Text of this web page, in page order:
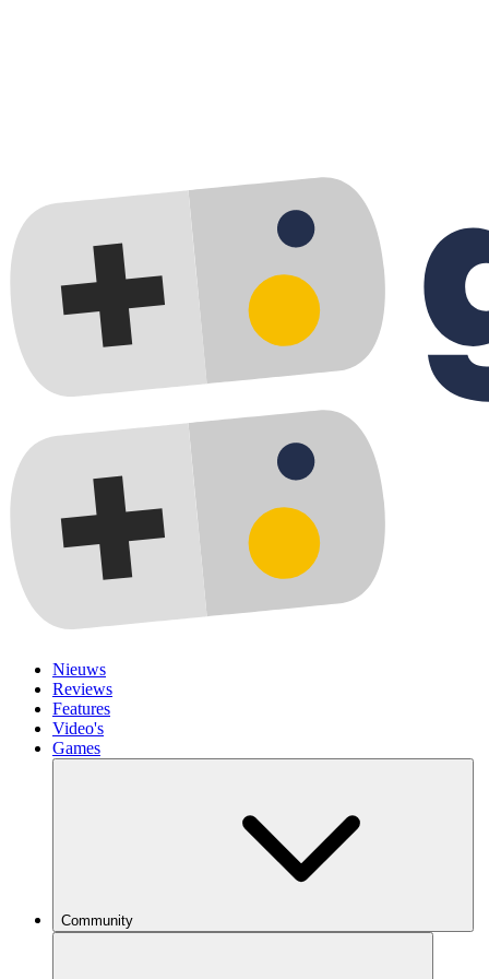
Nieuws
Reviews
Features
Video's
Games
Community